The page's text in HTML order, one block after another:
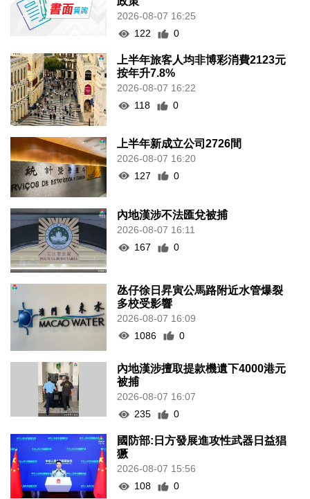
2026-08-07 16:25
122
0
上半年旅客人均非博彩消費2123元
按年升7.8%
2026-08-07 16:22
118
0
上半年新成立公司2726間
2026-08-07 16:20
127
0
內地漢涉不法匯兌被捕
2026-08-07 16:11
167
0
氹仔徐日昇寅公馬路附近水管爆裂
多校受影響
2026-08-07 16:09
1086
0
內地漢涉擅取提款機遺下4000港元
被捕
2026-08-07 16:07
235
0
國防部:日方發展進攻性武器日益猖
獗
2026-08-07 15:56
108
0